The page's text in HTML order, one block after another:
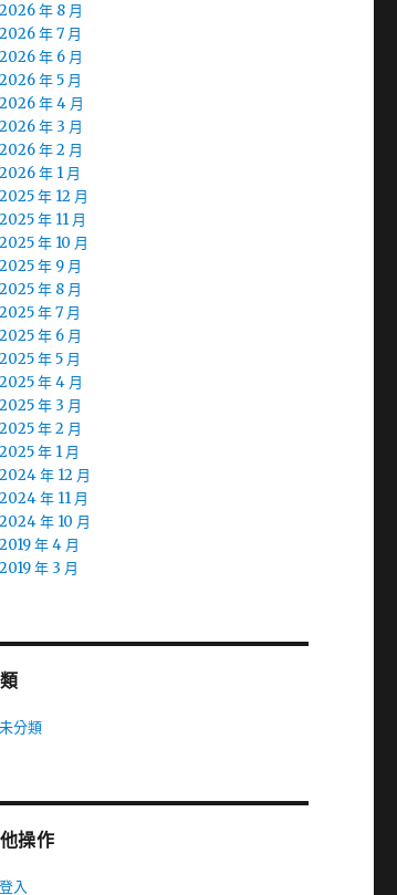
2026 年 8 月
2026 年 7 月
2026 年 6 月
2026 年 5 月
2026 年 4 月
2026 年 3 月
2026 年 2 月
2026 年 1 月
2025 年 12 月
2025 年 11 月
2025 年 10 月
2025 年 9 月
2025 年 8 月
2025 年 7 月
2025 年 6 月
2025 年 5 月
2025 年 4 月
2025 年 3 月
2025 年 2 月
2025 年 1 月
2024 年 12 月
2024 年 11 月
2024 年 10 月
2019 年 4 月
2019 年 3 月
未分類
操作
登入